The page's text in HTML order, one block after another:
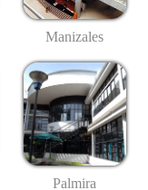
Manizales
Palmira